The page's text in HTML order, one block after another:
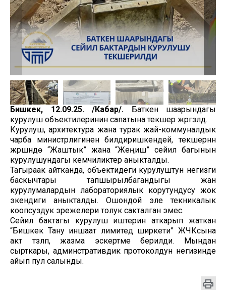
Бишкек, 12.09.25. /Кабар/. Баткен шаарындагы
курулуш объектилеринин сапатына текшерүү жүргүзүлдү.
Курулуш, архитектура жана турак жай-коммуналдык
чарба министрлигинен билдиришкендей, текшерүүнүн
жүрүшүндө “Жаштык” жана “Жеңиш” сейил багынын
курулушундагы кемчиликтер аныкталды.
Тагыраак айтканда, объектидеги курулуштун негизги
баскычтары тапшырылбагандыгы жан
курулумалардын лабораториялык корутундусу жок
экендиги аныкталды. Ошондой эле текникалык
коопсуздук эрежелери толук сакталган эмес.
Сейил бактагы курулуш иштерин аткарып жаткан
“Бишкек Тану иншаат лимитед ширкети” ЖЧКсына
акт түзүлүп, жазма эскертме берилди. Мындан
сырткары, админстративдик протоколдун негизинде
айып пул салынды.